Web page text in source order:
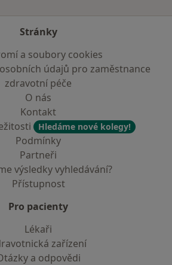
Stránky
a soubory cookies
údajů pro zaměstnance
zdravotní péče
O nás
Kontakt
Hledáme nové kolegy!
Podmínky
Partneři
výsledky vyhledávání?
Přístupnost
Pro pacienty
Lékaři
zařízení
a odpovědi